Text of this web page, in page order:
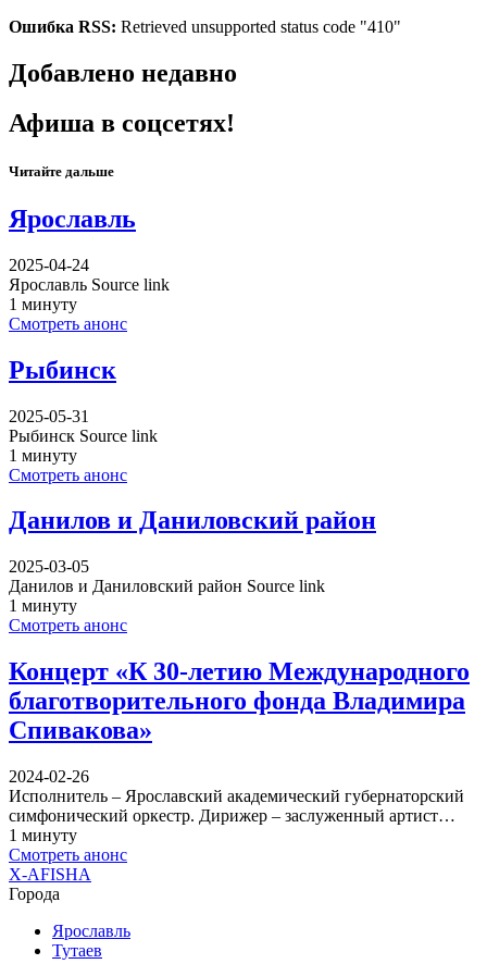
Ошибка RSS: Retrieved unsupported status code "410"
Добавлено недавно
Афиша в соцсетях!
Читайте дальше
Ярославль
2025-04-24
Ярославль Source link
1 минуту
Смотреть анонс
Рыбинск
2025-05-31
Рыбинск Source link
1 минуту
Смотреть анонс
Данилов и Даниловский район
2025-03-05
Данилов и Даниловский район Source link
1 минуту
Смотреть анонс
Концерт «К 30-летию Международного
благотворительного фонда Владимира
Спивакова»
2024-02-26
Исполнитель – Ярославский академический губернаторский
симфонический оркестр. Дирижер – заслуженный артист…
1 минуту
Смотреть анонс
X-AFISHA
Города
Ярославль
Тутаев